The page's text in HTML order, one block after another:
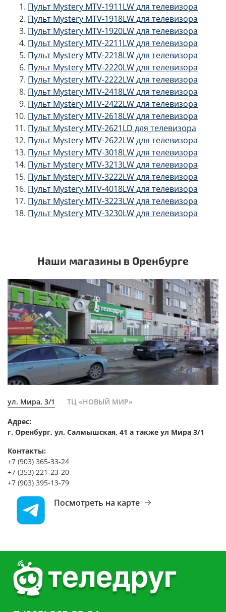
Пульт Mystery MTV-1911LW для телевизора
Пульт Mystery MTV-1918LW для телевизора
Пульт Mystery MTV-1920LW для телевизора
Пульт Mystery MTV-2211LW для телевизора
Пульт Mystery MTV-2218LW для телевизора
Пульт Mystery MTV-2220LW для телевизора
Пульт Mystery MTV-2222LW для телевизора
Пульт Mystery MTV-2418LW для телевизора
Пульт Mystery MTV-2422LW для телевизора
Пульт Mystery MTV-2618LW для телевизора
Пульт Mystery MTV-2621LD для телевизора
Пульт Mystery MTV-2622LW для телевизора
Пульт Mystery MTV-3018LW для телевизора
Пульт Mystery MTV-3213LW для телевизора
Пульт Mystery MTV-3222LW для телевизора
Пульт Mystery MTV-4018LW для телевизора
Пульт Mystery MTV-3223LW для телевизора
Пульт Mystery MTV-3230LW для телевизора
Наши магазины в Оренбурге
ул. Мира, 3/1 ТЦ «НОВЫЙ МИР»
Адрес:
г. Оренбург, ул. Салмышская, 41 а также ул Мира 3/1
Контакты:
+7 (903) 365-33-24
+7 (353) 221-23-20
+7 (903) 395-13-79
Посмотреть на карте